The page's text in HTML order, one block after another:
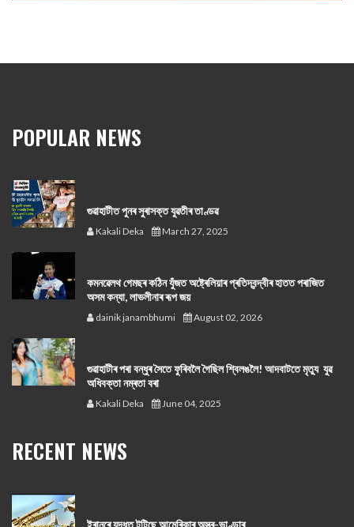
POPULAR NEWS
গুৱাহাটীত পুনৰ সুৰাসক্ত যুৱতীৰ তাণ্ডৱ
Kakali Deka March 27, 2025
কমনৱেলথ গেমছৰ কঠিন যুঁজত অষ্ট্ৰেলিয়াৰ প্ৰতিদ্বন্দ্বীৰ হাতত পৰাজিত
অসম কন্যা, লাভলীনাৰ ৰূপ জয়
dainik janambhumi August 02, 2026
গুৱাহাটীৰ পৰা বন্ধুৰ সৈতে ফুৰিবলৈ গৈছিল শ্বিলঙলৈ! আদবাটতে মৃত্যু যুৱ
অধিবক্তা নম্ৰতা বৰা
Kakali Deka June 04, 2025
RECENT NEWS
ইৰানৰে যুদ্ধত টুটিছে আমেৰিকাৰ অস্ত্ৰ-ভাণ্ডাৰ